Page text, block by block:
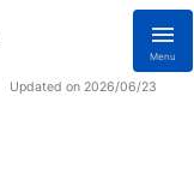
Menu
Updated on 2026/06/23